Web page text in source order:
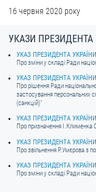
Фотогалерея
Відеогалерея
ЗВЕРНЕННЯ ГРОМАДЯН
Звернення громадян
Електронне звернення
ДОСТУП ДО ПУБЛІЧНОЇ
Організація доступу до
16 червня 2020 року
УКАЗИ ПРЕЗИДЕНТА
УКАЗ ПРЕЗИДЕНТА УКРАЇНИ
Про зміни у складі Ради
УКАЗ ПРЕЗИДЕНТА УКРАЇНИ
Про рішення Ради
застосування персональних
(санкцій)"
УКАЗ ПРЕЗИДЕНТА УКРАЇНИ
Про призначення I.Клименка
УКАЗ ПРЕЗИДЕНТА УКРАЇНИ
Про звільнення Р.Умєрова з
УКАЗ ПРЕЗИДЕНТА УКРАЇНИ
Про зміни у складі Ради